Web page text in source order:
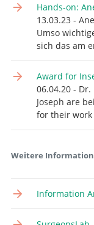
Hands-on:
13.03.23 -
Umso
sich das am
Award for
06.04.20 -
Joseph are
for their
Weitere
Information